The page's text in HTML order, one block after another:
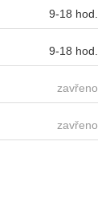
9-18 hod.
9-18 hod.
zavřeno
zavřeno